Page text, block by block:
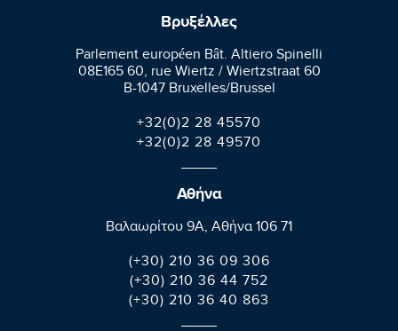
Βρυξέλλες
Parlement européen Bât. Altiero Spinelli
08E165 60, rue Wiertz / Wiertzstraat 60
B-1047 Bruxelles/Brussel
+32(0)2 28 45570
+32(0)2 28 49570
Αθήνα
Βαλαωρίτου 9A, Aθήνα 106 71
(+30) 210 36 09 306
(+30) 210 36 44 752
(+30) 210 36 40 863